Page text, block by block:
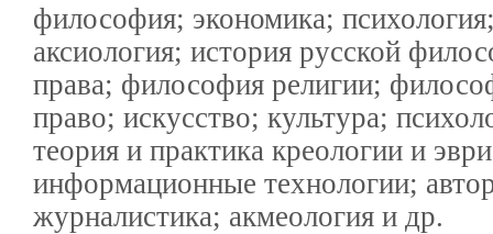
философия; экономика;
аксиология; история русской
права; философия религии;
право; искусство; культура;
теория и практика креологии и
информационные технологии;
журналистика; акмеология и др.